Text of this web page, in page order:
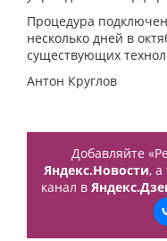
Процедура
несколько дней в
существующих
Антон Круглов
Добавляйте
Яндекс.Новости, а
канал в